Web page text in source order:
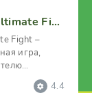
MMA Manager 2: Ultimate Fight
Fight –
игра,
4.4